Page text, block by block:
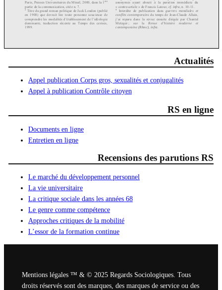
Actualités
Appel publication Corps gros, sexualités et conjugalités
Appel à publication Contrôle citoyen
RS en ligne
Documents en ligne
Entretien en ligne
Recensions des parutions RS
Le marché du développement personnel
La vie universitaire
La critique sociale dans les années 68
Le genre comme compétence
Approches critiques de la mobilité
L’essor de la formation continue
Mentions légales ™ & © 2025 Regards Sociologiques. Tous
droits réservés sont des marques, des marques de service ou des